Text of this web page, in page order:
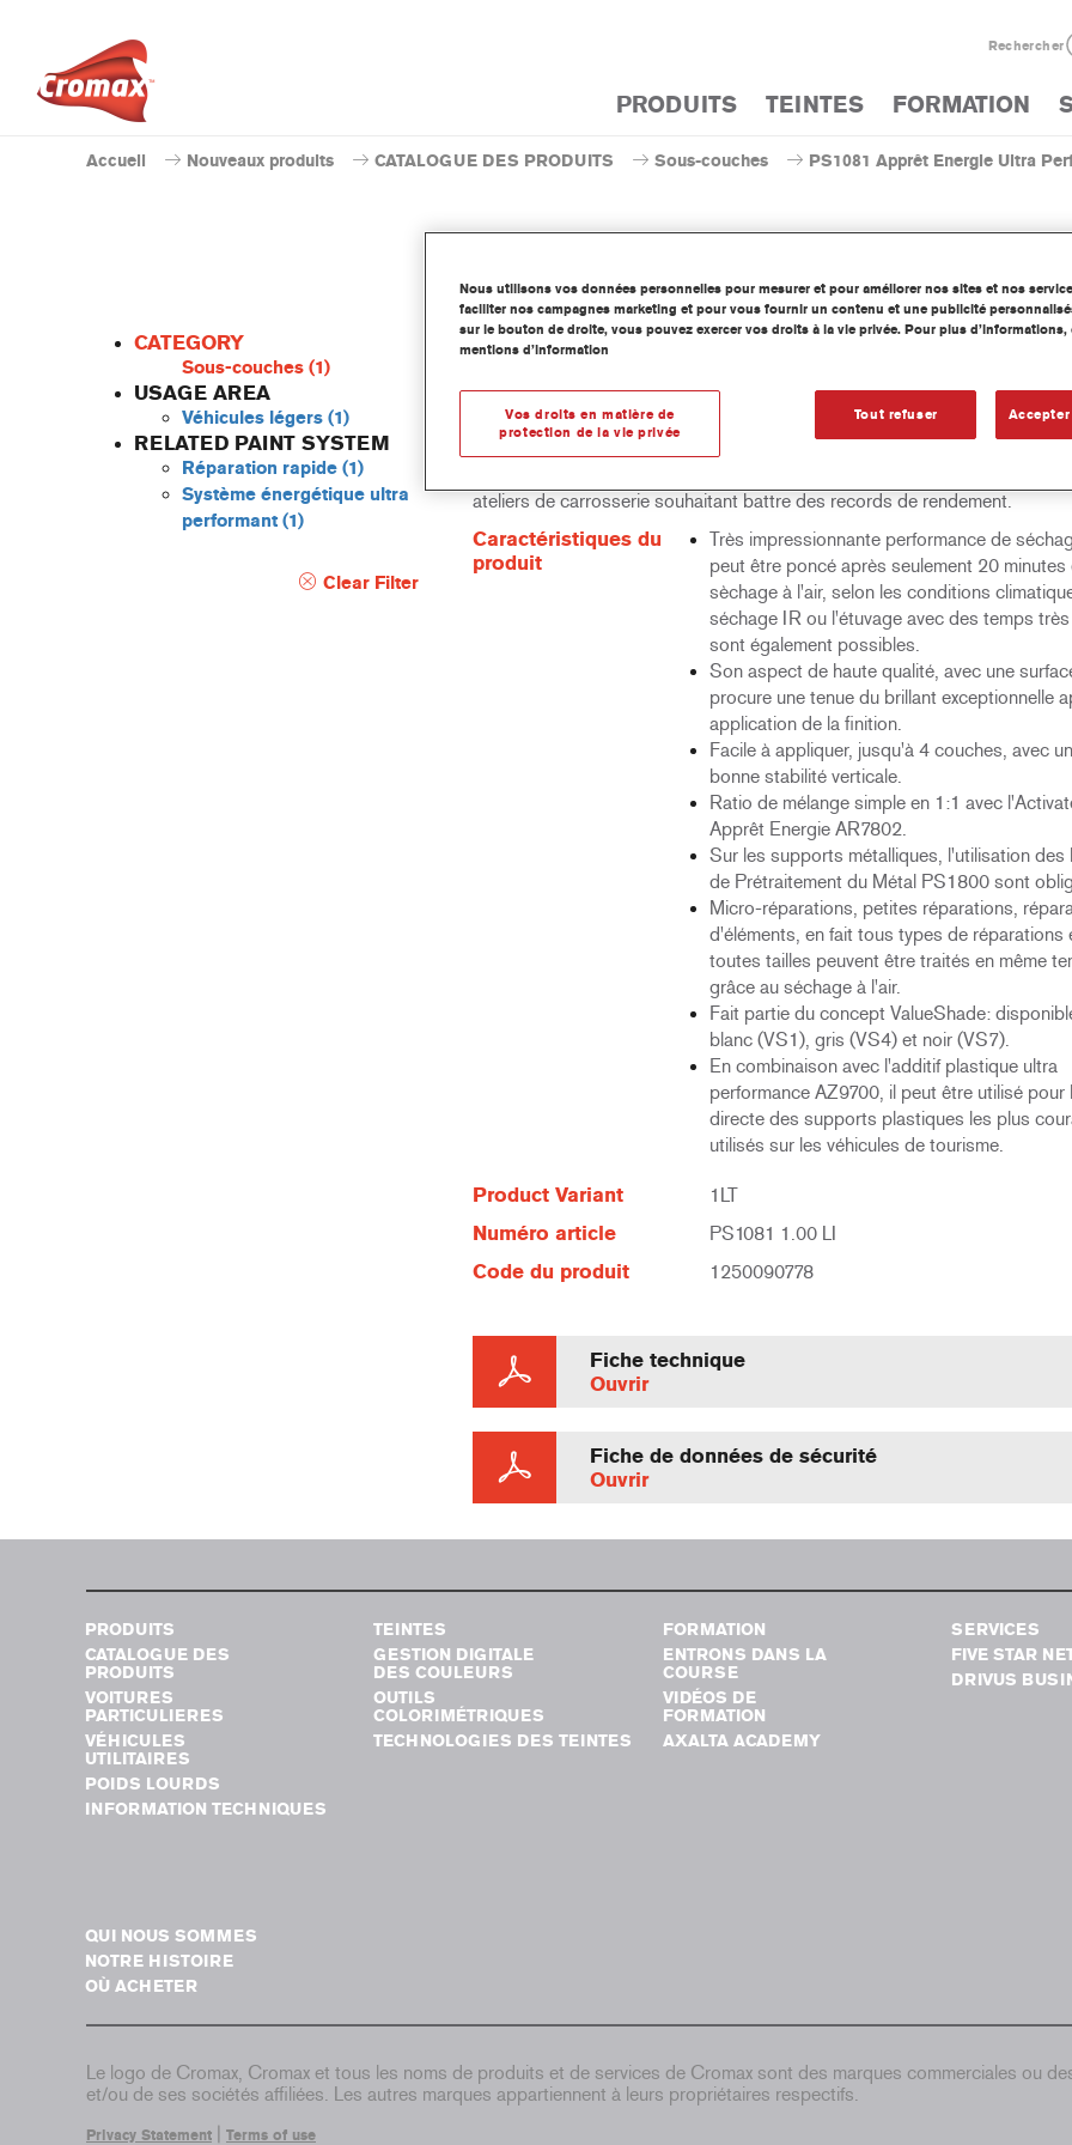
Rechercher
PRODUITS TEINTES FORMATION
Accueil Nouveaux produits CATALOGUE DES PRODUITS Sous-couches PS1081 Apprêt Energie Ultra
CATEGORY
Sous-couches (1)
USAGE AREA
Véhicules légers (1)
RELATED PAINT SYSTEM
Réparation rapide (1)
Système énergétique ultra
performant (1)
Clear Filter
PS1081 Apprêt Energie
Basé sur une chimie nouvelle, l'Apprêt Energie Ultra Performance PS1081
ateliers de carrosserie souhaitant battre des records de rendement.
Caractéristiques du
produit
Très impressionnante performance de
peut être poncé après seulement 20 minutes
sèchage à l'air, selon les conditions
séchage IR ou l'étuvage avec des temps
sont également possibles.
Son aspect de haute qualité, avec une
procure une tenue du brillant exceptionnelle
application de la finition.
Facile à appliquer, jusqu'à 4 couches, avec
bonne stabilité verticale.
Ratio de mélange simple en 1:1 avec
Apprêt Energie AR7802.
Sur les supports métalliques, l'utilisation des
de Prétraitement du Métal PS1800 sont
Micro-réparations, petites réparations,
d'éléments, en fait tous types de réparations
toutes tailles peuvent être traités en même
grâce au séchage à l'air.
Fait partie du concept ValueShade:
blanc (VS1), gris (VS4) et noir (VS7).
En combinaison avec l'additif plastique ultra
performance AZ9700, il peut être utilisé pour
directe des supports plastiques les plus
utilisés sur les véhicules de tourisme.
Product Variant 1LT
Numéro article PS1081 1.00 LI
Code du produit 1250090778
Fiche technique
Ouvrir
Fiche de données de sécurité
Ouvrir
PRODUITS
CATALOGUE DES
PRODUITS
VOITURES
PARTICULIERES
VÉHICULES
UTILITAIRES
POIDS LOURDS
INFORMATION TECHNIQUES
TEINTES
GESTION DIGITALE
DES COULEURS
OUTILS
COLORIMÉTRIQUES
TECHNOLOGIES DES TEINTES
FORMATION
ENTRONS DANS LA
COURSE
VIDÉOS DE
FORMATION
AXALTA ACADEMY
SERVICES
FIVE STAR
DRIVUS
QUI NOUS SOMMES
NOTRE HISTOIRE
OÙ ACHETER
Le logo de Cromax, Cromax et tous les noms de produits et de services de Cromax sont des marques commerciales ou
et/ou de ses sociétés affiliées. Les autres marques appartiennent à leurs propriétaires respectifs.
Privacy Statement Terms of use
Nous utilisons vos données personnelles pour mesurer et pour améliorer nos sites et nos
faciliter nos campagnes marketing et pour vous fournir un contenu et une publicité
sur le bouton de droite, vous pouvez exercer vos droits à la vie privée. Pour plus
mentions d’information
Tout refuser
Vos droits en matière de
protection de la vie privée